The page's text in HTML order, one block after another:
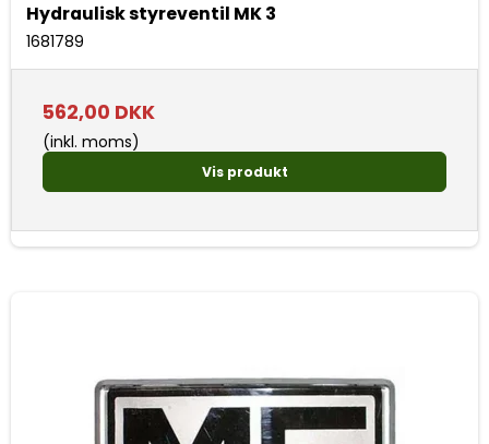
Hydraulisk styreventil MK 3
1681789
562,00 DKK
(inkl. moms)
Vis produkt